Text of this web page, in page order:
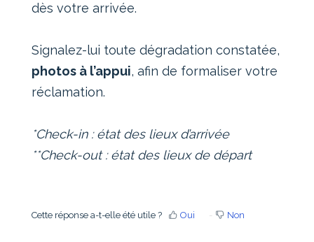
dès votre arrivée.
Signalez-lui toute dégradation constatée,
photos à l’appui, afin de formaliser votre
réclamation.
*Check-in : état des lieux d’arrivée
**Check-out : état des lieux de départ
Cette réponse a-t-elle été utile ? Oui Non